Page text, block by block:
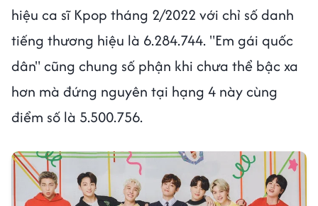
hiệu ca sĩ Kpop tháng 2/2022 với chỉ số danh
tiếng thương hiệu là 6.284.744. "Em gái quốc
dân" cũng chung số phận khi chưa thể bậc xa
hơn mà đứng nguyên tại hạng 4 này cùng
điểm số là 5.500.756.